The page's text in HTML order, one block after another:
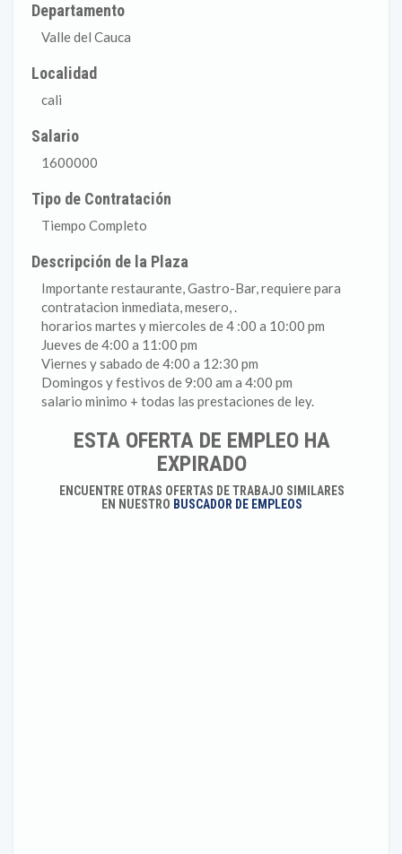
Departamento
Valle del Cauca
Localidad
cali
Salario
1600000
Tipo de Contratación
Tiempo Completo
Descripción de la Plaza
Importante restaurante, Gastro-Bar, requiere para
contratacion inmediata, mesero, .
horarios martes y miercoles de 4 :00 a 10:00 pm
Jueves de 4:00 a 11:00 pm
Viernes y sabado de 4:00 a 12:30 pm
Domingos y festivos de 9:00 am a 4:00 pm
salario minimo + todas las prestaciones de ley.
ESTA OFERTA DE EMPLEO HA
EXPIRADO
ENCUENTRE OTRAS OFERTAS DE TRABAJO SIMILARES
EN NUESTRO BUSCADOR DE EMPLEOS